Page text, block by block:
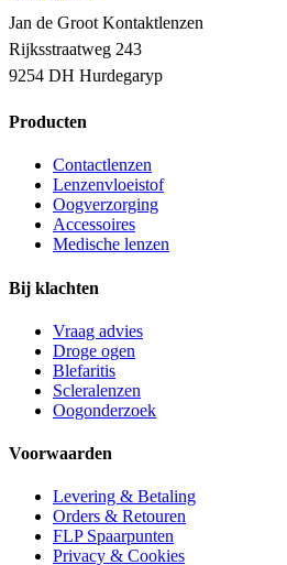
Jan de Groot Kontaktlenzen
Rijksstraatweg 243
9254 DH Hurdegaryp
Producten
Contactlenzen
Lenzenvloeistof
Oogverzorging
Accessoires
Medische lenzen
Bij klachten
Vraag advies
Droge ogen
Blefaritis
Scleralenzen
Oogonderzoek
Voorwaarden
Levering & Betaling
Orders & Retouren
FLP Spaarpunten
Privacy & Cookies